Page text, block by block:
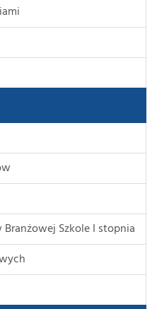
Szkole I stopnia